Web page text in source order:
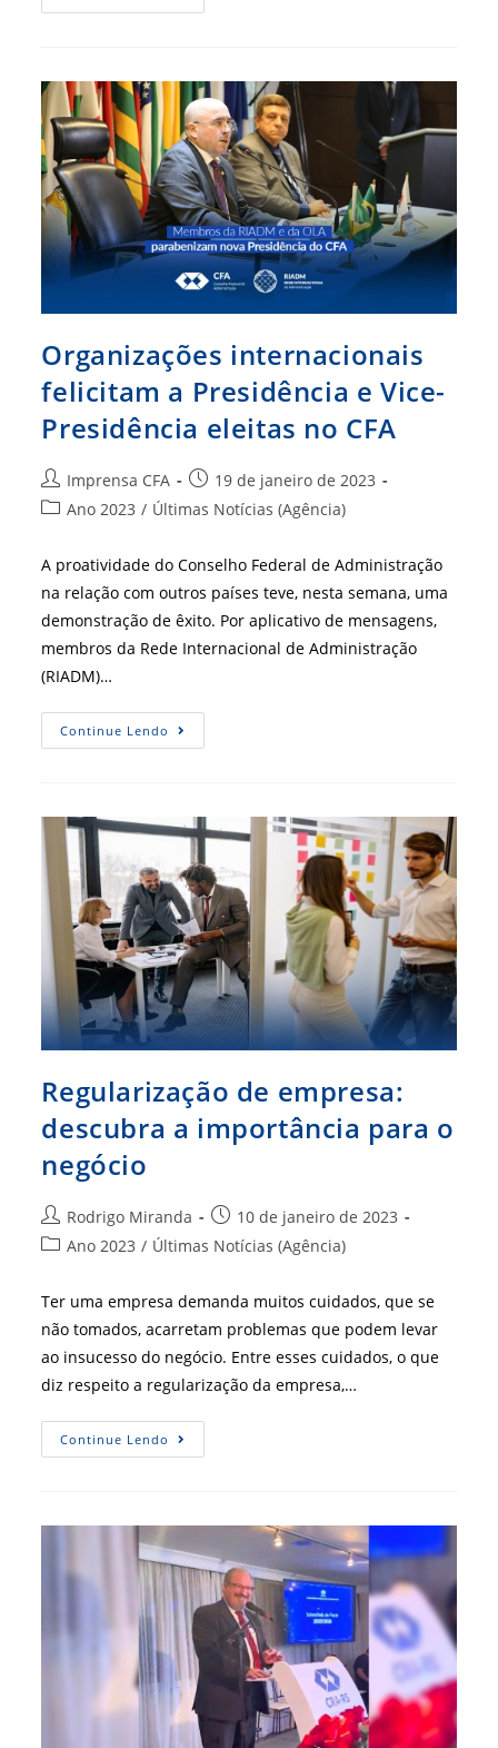
Recebe
Correios
Organizações internacionais
felicitam a Presidência e Vice-
Presidência eleitas no CFA
Autor
do
Imprensa CFA
Post
publicado:
19 de janeiro de 2023
Categoria
post:
Ano 2023 / Últimas Notícias (Agência)
A proatividade do Conselho Federal de Administração
na relação com outros países teve, nesta semana, uma
demonstração de êxito. Por aplicativo de mensagens,
membros da Rede Internacional de Administração
(RIADM)…
Continue Lendo Organizações
Internacionais
Vice-
Presidência
Eleitas
No
CFA
Regularização de empresa:
descubra a importância para o
negócio
Autor
do
Rodrigo Miranda
Post
publicado:
10 de janeiro de 2023
Categoria
post:
Ano 2023 / Últimas Notícias (Agência)
Ter uma empresa demanda muitos cuidados, que se
não tomados, acarretam problemas que podem levar
ao insucesso do negócio. Entre esses cuidados, o que
diz respeito a regularização da empresa,…
Continue Lendo Regularização
De
Para
O
Negócio